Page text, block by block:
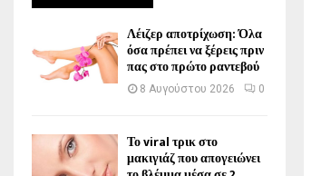
Λέιζερ αποτρίχωση: Όλα
όσα πρέπει να ξέρεις πριν
πας στο πρώτο ραντεβού
8 Αυγούστου 2026 0
Το viral τρικ στο
μακιγιάζ που απογειώνει